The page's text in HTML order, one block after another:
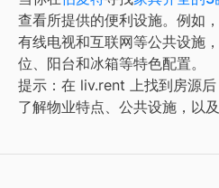
查看所提供的便利设施。例如
有线电视和互联网等公共设施
位、阳台和冰箱等特色配置。
提示：在 liv.rent 上找到房源后
了解物业特点、公共设施，以